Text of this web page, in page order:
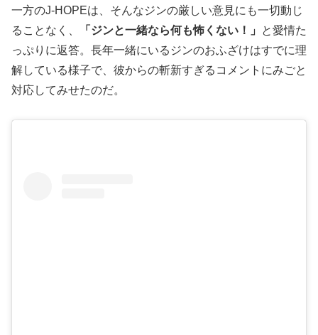
一方のJ-HOPEは、そんなジンの厳しい意見にも一切動じ
ることなく、
「ジンと一緒なら何も怖くない！」
と愛情た
っぷりに返答。長年一緒にいるジンのおふざけはすでに理
解している様子で、彼からの斬新すぎるコメントにみごと
対応してみせたのだ。